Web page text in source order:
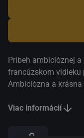
Príbeh ambicióznej a krásnej
francúzskom vidieku
Ambiciózna a
zámožnej rodine
domu, ktorá vládne
Viac informácií